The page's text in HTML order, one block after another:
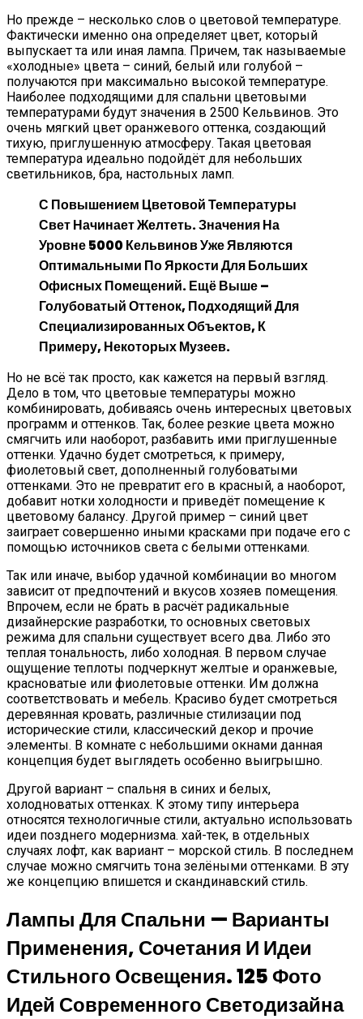
Но прежде – несколько слов о цветовой температуре.
Фактически именно она определяет цвет, который
выпускает та или иная лампа. Причем, так называемые
«холодные» цвета – синий, белый или голубой –
получаются при максимально высокой температуре.
Наиболее подходящими для спальни цветовыми
температурами будут значения в 2500 Кельвинов. Это
очень мягкий цвет оранжевого оттенка, создающий
тихую, приглушенную атмосферу. Такая цветовая
температура идеально подойдёт для небольших
светильников, бра, настольных ламп.
С Повышением Цветовой Температуры
Свет Начинает Желтеть. Значения На
Уровне 5000 Кельвинов Уже Являются
Оптимальными По Яркости Для Больших
Офисных Помещений. Ещё Выше –
Голубоватый Оттенок, Подходящий Для
Специализированных Объектов, К
Примеру, Некоторых Музеев.
Но не всё так просто, как кажется на первый взгляд.
Дело в том, что цветовые температуры можно
комбинировать, добиваясь очень интересных цветовых
программ и оттенков. Так, более резкие цвета можно
смягчить или наоборот, разбавить ими приглушенные
оттенки. Удачно будет смотреться, к примеру,
фиолетовый свет, дополненный голубоватыми
оттенками. Это не превратит его в красный, а наоборот,
добавит нотки холодности и приведёт помещение к
цветовому балансу. Другой пример – синий цвет
заиграет совершенно иными красками при подаче его с
помощью источников света с белыми оттенками.
Так или иначе, выбор удачной комбинации во многом
зависит от предпочтений и вкусов хозяев помещения.
Впрочем, если не брать в расчёт радикальные
дизайнерские разработки, то основных световых
режима для спальни существует всего два. Либо это
теплая тональность, либо холодная. В первом случае
ощущение теплоты подчеркнут желтые и оранжевые,
красноватые или фиолетовые оттенки. Им должна
соответствовать и мебель. Красиво будет смотреться
деревянная кровать, различные стилизации под
исторические стили, классический декор и прочие
элементы. В комнате с небольшими окнами данная
концепция будет выглядеть особенно выигрышно.
Другой вариант – спальня в синих и белых,
холодноватых оттенках. К этому типу интерьера
относятся технологичные стили, актуально использовать
идеи позднего модернизма. хай-тек, в отдельных
случаях лофт, как вариант – морской стиль. В последнем
случае можно смягчить тона зелёными оттенками. В эту
же концепцию впишется и скандинавский стиль.
Лампы Для Спальни — Варианты
Применения, Сочетания И Идеи
Стильного Освещения. 125 Фото
Идей Современного Светодизайна